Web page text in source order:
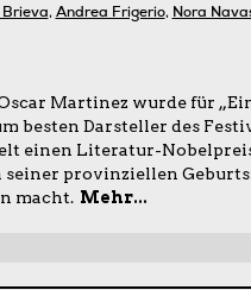
,Andrea Frigerio,Nora
Martinez wurde für
besten Darsteller des
einen Literatur-
seiner provinziellen
macht. Mehr...